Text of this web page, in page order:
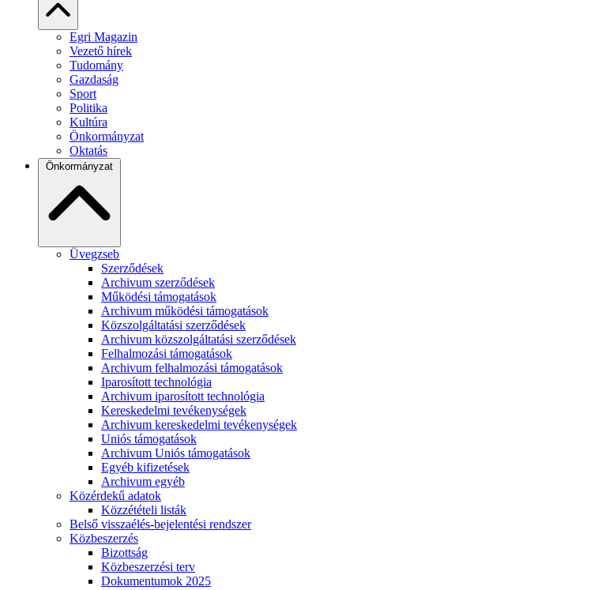
Egri Magazin
Vezető hírek
Tudomány
Gazdaság
Sport
Politika
Kultúra
Önkormányzat
Oktatás
Önkormányzat
Üvegzseb
Szerződések
Archivum szerződések
Működési támogatások
Archivum működési támogatások
Közszolgáltatási szerződések
Archivum közszolgáltatási szerződések
Felhalmozási támogatások
Archivum felhalmozási támogatások
Iparosított technológia
Archivum iparosított technológia
Kereskedelmi tevékenységek
Archivum kereskedelmi tevékenységek
Uniós támogatások
Archivum Uniós támogatások
Egyéb kifizetések
Archivum egyéb
Közérdekű adatok
Közzétételi listák
Belső visszaélés-bejelentési rendszer
Közbeszerzés
Bizottság
Közbeszerzési terv
Dokumentumok 2025